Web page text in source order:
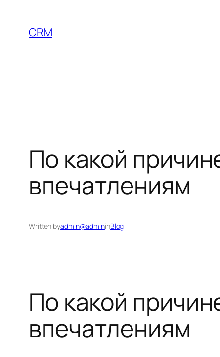
content
CRM
По какой
впечатлениям
Written byadmin@admininBlog
По какой
впечатлениям